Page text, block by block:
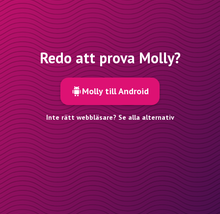
Redo att prova Molly?
Molly till Android
Inte rätt webbläsare? Se alla alternativ